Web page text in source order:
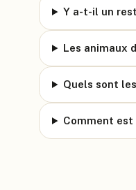
Y a-t-il un
Les animaux
Quels sont
Comment